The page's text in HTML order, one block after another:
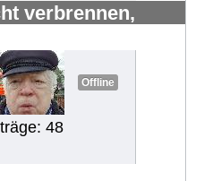
verbrennen,
Offline
48